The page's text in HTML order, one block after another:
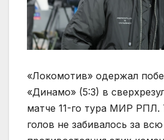
«Локомотив» одержал
«Динамо» (5:3) в
матче 11-го тура МИР РПЛ.
голов не забивалось за